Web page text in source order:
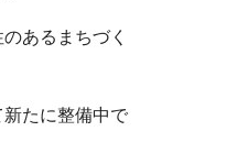
あるまちづく
たに整備中で